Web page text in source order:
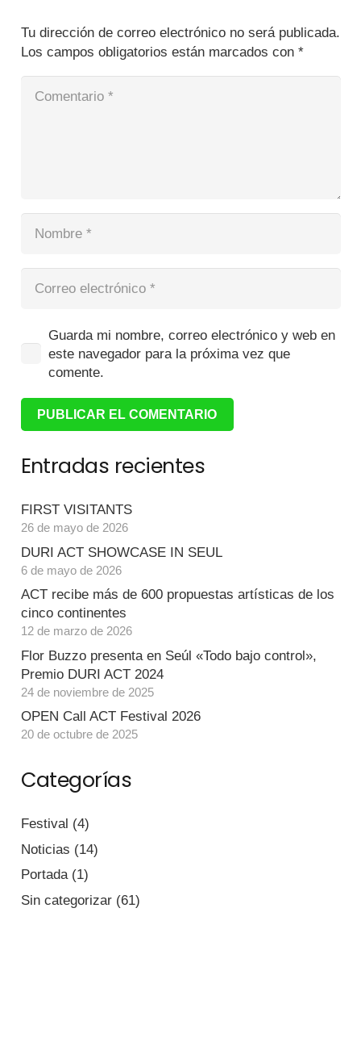
Tu dirección de correo electrónico no será publicada.
Los campos obligatorios están marcados con *
Guarda mi nombre, correo electrónico y web en
este navegador para la próxima vez que
comente.
PUBLICAR EL COMENTARIO
Entradas recientes
FIRST VISITANTS
26 de mayo de 2026
DURI ACT SHOWCASE IN SEUL
6 de mayo de 2026
ACT recibe más de 600 propuestas artísticas de los
cinco continentes
12 de marzo de 2026
Flor Buzzo presenta en Seúl «Todo bajo control»,
Premio DURI ACT 2024
24 de noviembre de 2025
OPEN Call ACT Festival 2026
20 de octubre de 2025
Categorías
Festival (4)
Noticias (14)
Portada(1)
Sin categorizar(61)